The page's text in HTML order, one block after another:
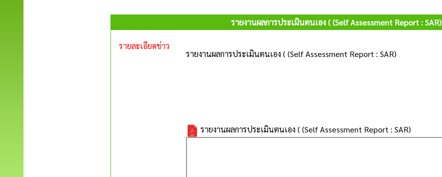
รายงานผลการประเมินตนเอง ( (Self Assessment Report : SAR)
รายละเอียดข่าว
รายงานผลการประเมินตนเอง ( (Self Assessment Report : SAR)
รายงานผลการประเมินตนเอง ( (Self Assessment Report : SAR)